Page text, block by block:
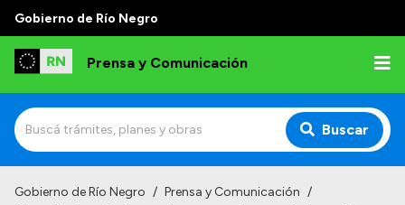
Gobierno de Río Negro
Prensa y Comunicación
Buscar
Gobierno de Río Negro / Prensa y Comunicación /